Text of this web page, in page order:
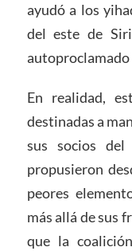
ayudó a los
del este de
autoproclamado
En realidad,
destinadas a
sus socios
propusieron
peores
más allá de sus
que la